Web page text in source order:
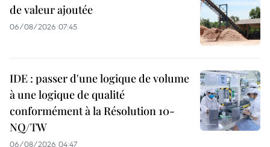
de valeur ajoutée
06/08/2026 07:45
IDE : passer d'une logique de volume
à une logique de qualité
conformément à la Résolution 10-
NQ/TW
06/08/2026 04:47